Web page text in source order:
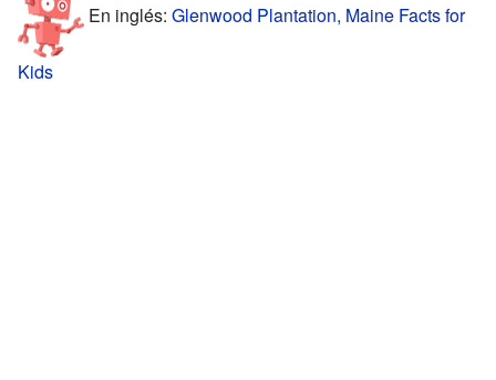
En inglés: Glenwood Plantation, Maine Facts for
Kids